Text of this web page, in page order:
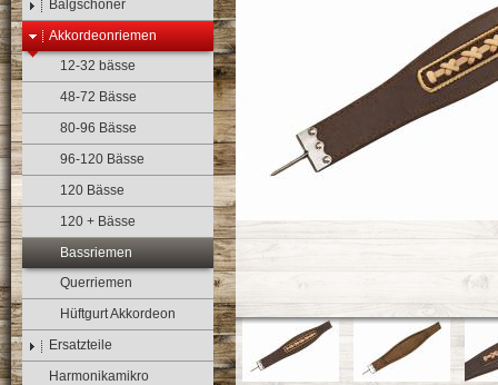
Balgschoner
Akkordeonriemen
12-32 bässe
48-72 Bässe
80-96 Bässe
96-120 Bässe
120 Bässe
120 + Bässe
Bassriemen
Querriemen
Hüftgurt Akkordeon
Ersatzteile
Harmonikamikro